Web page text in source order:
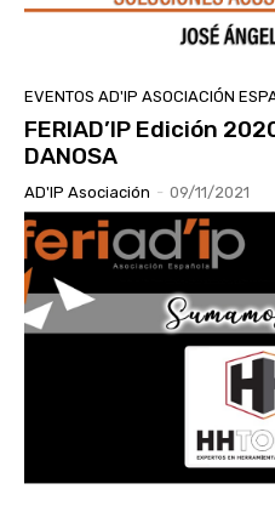
EVENTOS AD'IP ASOCIACIÓN
FERIAD’IP Edición
DANOSA
AD'IP Asociación - 09/11/2021